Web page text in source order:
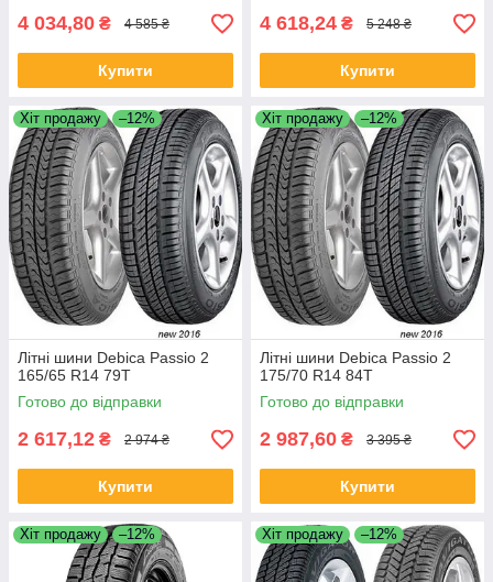
4 034,80 ₴ 4 585 ₴
Купити
4 618,24 ₴ 5 248 ₴
Купити
Хіт продажу –12%
Літні шини Debica Passio 2
165/65 R14 79T
Готово до відправки
2 617,12 ₴ 2 974 ₴
Купити
Хіт продажу –12%
Літні шини Debica Passio 2
175/70 R14 84T
Готово до відправки
2 987,60 ₴ 3 395 ₴
Купити
Хіт продажу –12% Хіт продажу –12%